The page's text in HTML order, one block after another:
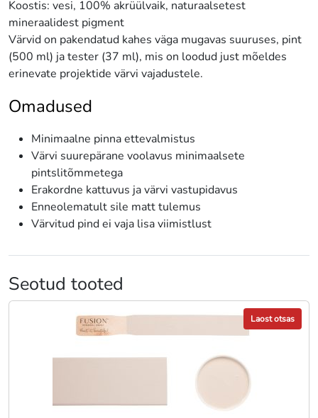
Koostis: vesi, 100% akrüülvaik, naturaalsetest
mineraalidest pigment
Värvid on pakendatud kahes väga mugavas suuruses, pint
(500 ml) ja tester (37 ml), mis on loodud just mõeldes
erinevate projektide värvi vajadustele.
Omadused
Minimaalne pinna ettevalmistus
Värvi suurepärane voolavus minimaalsete
pintslitõmmetega
Erakordne kattuvus ja värvi vastupidavus
Enneolematult sile matt tulemus
Värvitud pind ei vaja lisa viimistlust
Seotud tooted
Laost otsas